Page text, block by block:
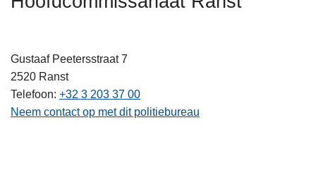
Gustaaf Peetersstraat 7
2520 Ranst
Telefoon +32 3 203 37 00
Neem contact op met dit politiebureau